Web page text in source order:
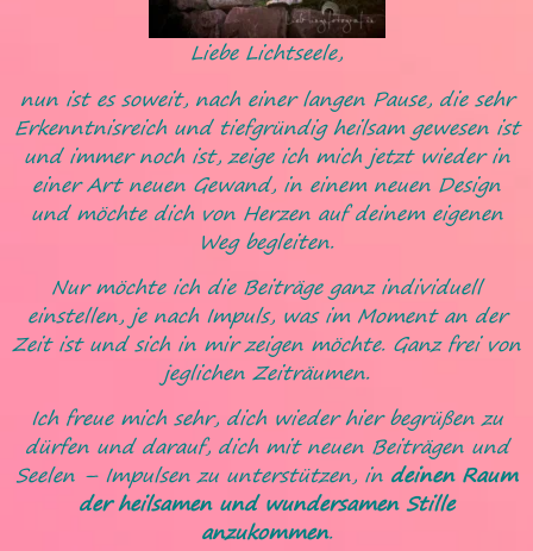
Liebe Lichtseele,
nun ist es soweit, nach einer langen Pause, die sehr
Erkenntnisreich und tiefgründig heilsam gewesen ist
und immer noch ist, zeige ich mich jetzt wieder in
einer Art neuen Gewand, in einem neuen Design
und möchte dich von Herzen auf deinem eigenen
Weg begleiten.
Nur möchte ich die Beiträge ganz individuell
einstellen, je nach Impuls, was im Moment an der
Zeit ist und sich in mir zeigen möchte. Ganz frei von
jeglichen Zeiträumen.
Ich freue mich sehr, dich wieder hier begrüßen zu
dürfen und darauf, dich mit neuen Beiträgen und
Seelen – Impulsen zu unterstützen, in deinen Raum
der heilsamen und wundersamen Stille
anzukommen.